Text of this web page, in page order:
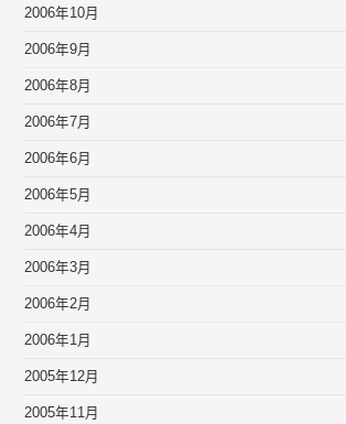
2006年10月
2006年9月
2006年8月
2006年7月
2006年6月
2006年5月
2006年4月
2006年3月
2006年2月
2006年1月
2005年12月
2005年11月